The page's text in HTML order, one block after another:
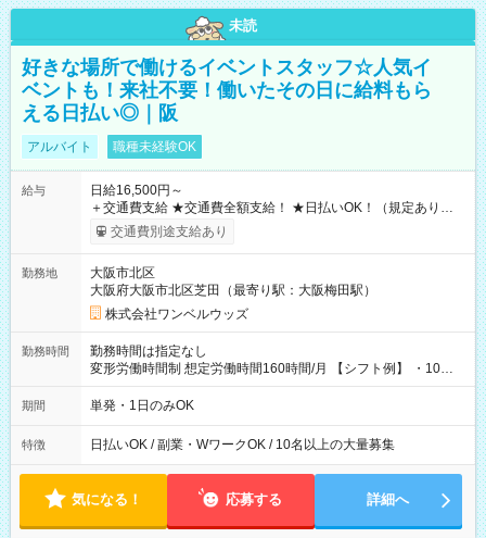
未読
好きな場所で働けるイベントスタッフ☆人気イ
ベントも！来社不要！働いたその日に給料もら
える日払い◎｜阪
アルバイト 職種未経験OK
給与
日給16,500円～
＋交通費支給 ★交通費全額支給！ ★日払いOK！（規定あり） ┗
働いたその日に現金GET♪ お仕事後はコンビニATMから 日払
交通費別途支給あり
勤務地
大阪市北区
大阪府大阪市北区芝田（最寄り駅：大阪梅田駅）
株式会社ワンベルウッズ
勤務時間
勤務時間は指定なし
変形労働時間制 想定労働時間160時間/月 【シフト例】 ・10：
00～20：00
期間 単発・1日のみOK
特徴 日払いOK / 副業・WワークOK / 10名以上の大量募集
気になる！ 応募する 詳細へ